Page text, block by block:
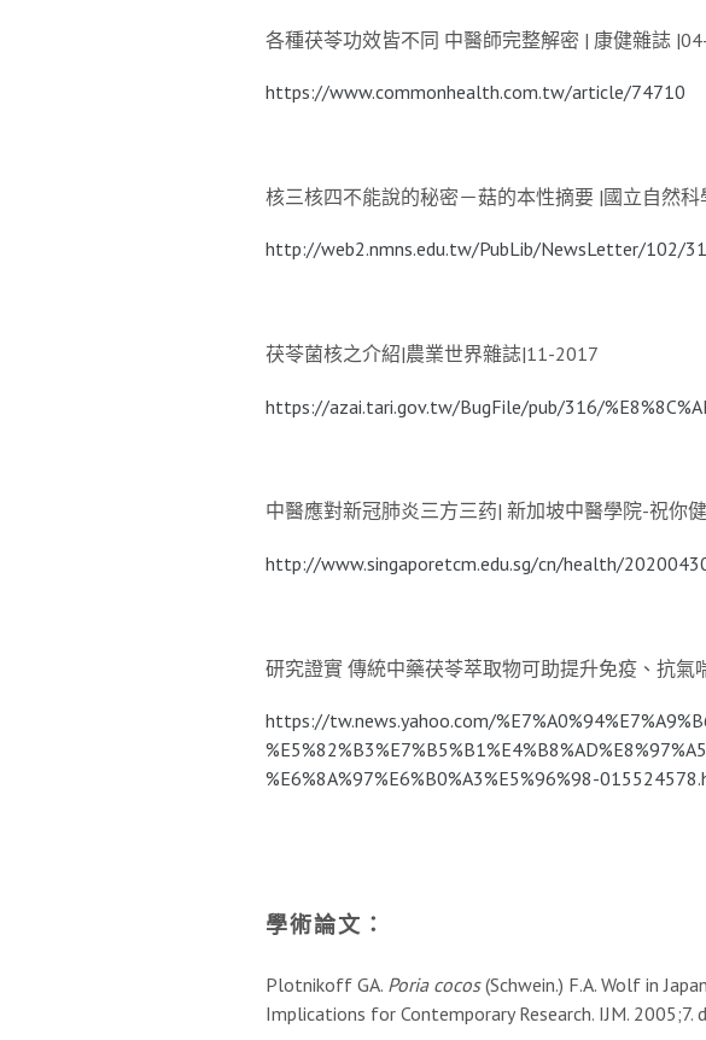
各種茯苓功效皆不同 中醫師完整解密 | 康健雜誌
https://www.commonhealth.com.tw/article/74710
核三核四不能說的秘密－菇的本性摘要 |國立自然
http://web2.nmns.edu.tw/PubLib/NewsLetter/102/
茯苓菌核之介紹|農業世界雜誌|11-2017
https://azai.tari.gov.tw/BugFile/pub/316/
中醫應對新冠肺炎三方三药| 新加坡中醫學院-祝你
http://www.singaporetcm.edu.sg/cn/health/
研究證實 傳統中藥茯苓萃取物可助提升免疫、抗氣
https://tw.news.yahoo.com/
%E6%8A%97%E6%B0%A3%E5%96%98-
學術論文：
Plotnikoff GA. Poria cocos(Schwein.) F.A. Wolf in
Implications for Contemporary Research. IJM.